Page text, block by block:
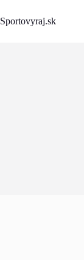
to
content
Sportovyraj.sk